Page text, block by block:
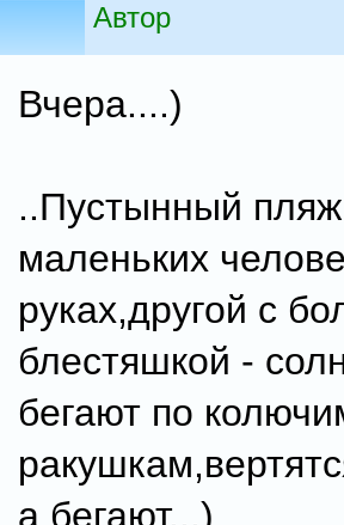
Автор
Вчера....)
..Пустынный
маленьких
руках,другой с
блестяшкой -
бегают по
а бегают...)